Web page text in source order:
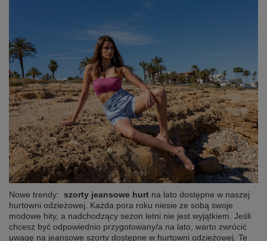
Nowe trendy: szorty jeansowe hurt na lato dostępne w naszej
hurtowni odzieżowej. Każda pora roku niesie ze sobą swoje
modowe hity, a nadchodzący sezon letni nie jest wyjątkiem. Jeśli
chcesz być odpowiednio przygotowany/a na lato, warto zwrócić
uwagę na jeansowe szorty dostępne w hurtowni odzieżowej. Te